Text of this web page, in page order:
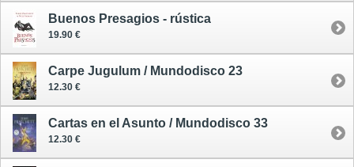
Buenos Presagios - rústica
19.90 €
Carpe Jugulum / Mundodisco 23
12.30 €
Cartas en el Asunto / Mundodisco 33
12.30 €